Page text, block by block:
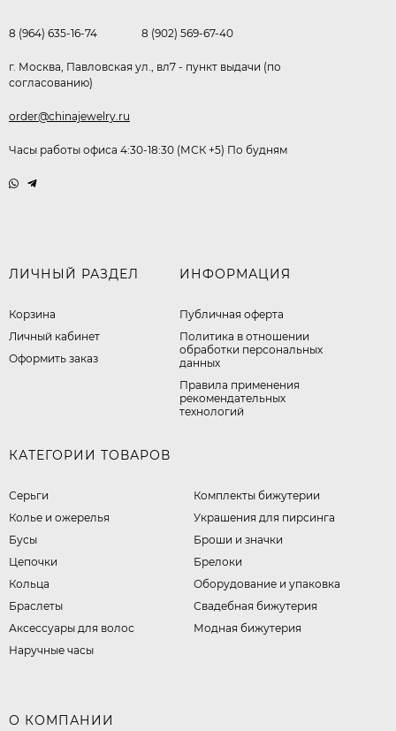
8 (964) 635-16-74 8 (902) 569-67-40
г. Москва, Павловская ул., вл7 - пункт выдачи (по
согласованию)
order@chinajewelry.ru
Часы работы офиса 4:30-18:30 (МСК +5) По будням
ЛИЧНЫЙ РАЗДЕЛ
Корзина
Личный кабинет
Оформить заказ
ИНФОРМАЦИЯ
Публичная оферта
​Политика в отношении
обработки персональных
данных
Правила применения
рекомендательных
технологий
КАТЕГОРИИ ТОВАРОВ
Серьги
Колье и ожерелья
Бусы
Цепочки
Кольца
Браслеты
Аксессуары для волос
Наручные часы
Комплекты бижутерии
Украшения для пирсинга
Броши и значки
Брелоки
Оборудование и упаковка
Свадебная бижутерия
Модная бижутерия
О КОМПАНИИ